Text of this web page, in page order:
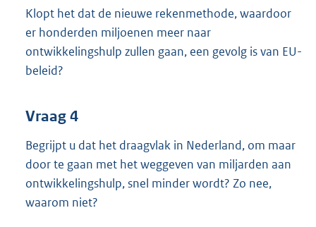
Klopt het dat de nieuwe rekenmethode, waardoor
er honderden miljoenen meer naar
ontwikkelingshulp zullen gaan, een gevolg is van EU-
beleid?
Vraag 4
Begrijpt u dat het draagvlak in Nederland, om maar
door te gaan met het weggeven van miljarden aan
ontwikkelingshulp, snel minder wordt? Zo nee,
waarom niet?